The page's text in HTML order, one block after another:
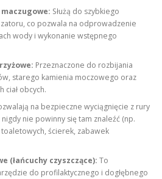
Służą do szybkiego
co pozwala na odprowadzenie
wody i wykonanie wstępnego
Przeznaczone do rozbijania
starego kamienia moczowego oraz
ciał obcych.
na bezpieczne wyciągnięcie z rury
nie powinny się tam znaleźć (np.
ścierek, zabawek
(łańcuchy czyszczące): To
do profilaktycznego i dogłębnego